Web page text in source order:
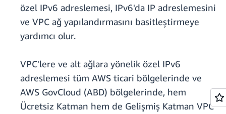
özel IPv6 adreslemesi, IPv6'da IP adreslemesini
ve VPC ağ yapılandırmasını basitleştirmeye
yardımcı olur.
VPC'lere ve alt ağlara yönelik özel IPv6
adreslemesi tüm AWS ticari bölgelerinde ve
AWS GovCloud (ABD) bölgelerinde, hem
Ücretsiz Katman hem de Gelişmiş Katman VPC